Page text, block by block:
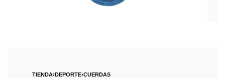
TIENDA›DEPORTE›CUERDAS